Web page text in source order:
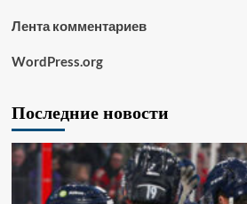
Лента комментариев
WordPress.org
Последние новости